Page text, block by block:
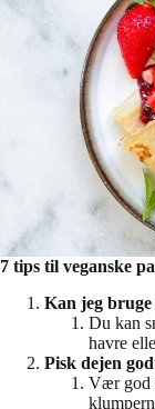
7 tips til veganske
Kan jeg
Du kan
havre
Pisk dejen
Vær god